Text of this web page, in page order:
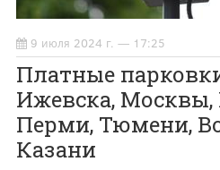
9 июля 2024 г. — 17:25
Платные
Ижевска, Москвы,
Перми, Тюмени,
Казани